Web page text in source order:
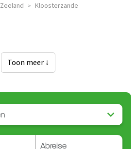
Zeeland > Kloosterzande
Toon meer ↓